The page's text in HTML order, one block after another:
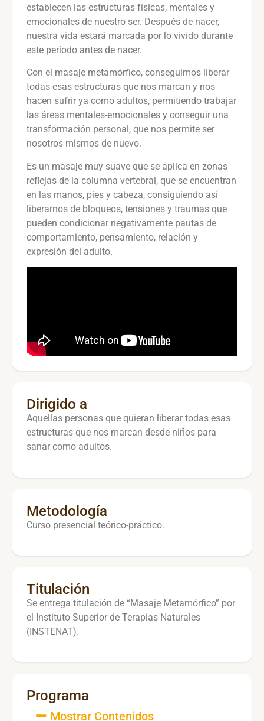
establecen las estructuras físicas, mentales y
emocionales de nuestro ser. Después de nacer,
nuestra vida estará marcada por lo vivido durante
este período antes de nacer.
Con el masaje metamórfico, conseguimos liberar
todas esas estructuras que nos marcan y nos
hacen sufrir ya como adultos, permitiendo trabajar
las áreas mentales-emocionales y conseguir una
transformación personal, que nos permite ser
nosotros mismos de nuevo.
Es un masaje muy suave que se aplica en zonas
reflejas de la columna vertebral, que se encuentran
en las manos, pies y cabeza, consiguiendo así
liberarnos de bloqueos, tensiones y traumas que
pueden condicionar negativamente pautas de
comportamiento, pensamiento, relación y
expresión del adulto.
Dirigido a
Aquellas personas que quieran liberar todas esas
estructuras que nos marcan desde niños para
sanar como adultos.
Metodología
Curso presencial teórico-práctico.
Titulación
Se entrega titulación de “Masaje Metamórfico” por
el Instituto Superior de Terapias Naturales
(INSTENAT).
Programa
Mostrar Contenidos